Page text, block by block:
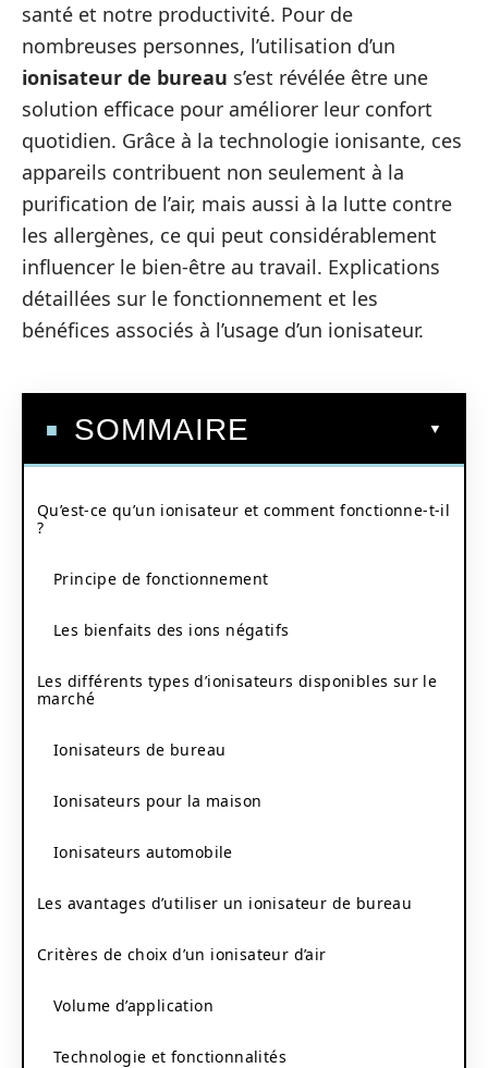
santé et notre productivité. Pour de
nombreuses personnes, l’utilisation d’un
ionisateur de bureau s’est révélée être une
solution efficace pour améliorer leur confort
quotidien. Grâce à la technologie ionisante, ces
appareils contribuent non seulement à la
purification de l’air, mais aussi à la lutte contre
les allergènes, ce qui peut considérablement
influencer le bien-être au travail. Explications
détaillées sur le fonctionnement et les
bénéfices associés à l’usage d’un ionisateur.
SOMMAIRE
Qu’est-ce qu’un ionisateur et comment fonctionne-t-il
?
Principe de fonctionnement
Les bienfaits des ions négatifs
Les différents types d’ionisateurs disponibles sur le
marché
Ionisateurs de bureau
Ionisateurs pour la maison
Ionisateurs automobile
Les avantages d’utiliser un ionisateur de bureau
Critères de choix d’un ionisateur d’air
Volume d’application
Technologie et fonctionnalités